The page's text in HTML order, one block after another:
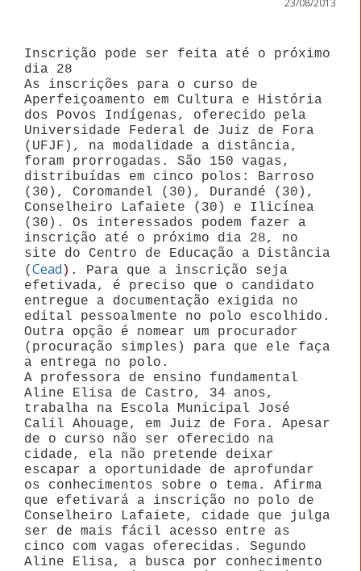
Inscrição pode ser feita até o próximo
dia 28
As inscrições para o curso de
Aperfeiçoamento em Cultura e História
dos Povos Indígenas, oferecido pela
Universidade Federal de Juiz de Fora
(UFJF), na modalidade a distância,
foram prorrogadas. São 150 vagas,
distribuídas em cinco polos: Barroso
(30), Coromandel (30), Durandé (30),
Conselheiro Lafaiete (30) e Ilicínea
(30). Os interessados podem fazer a
inscrição até o próximo dia 28, no
site do Centro de Educação a Distância
( Cead ) . Para que a inscrição seja
efetivada, é preciso que o candidato
entregue a documentação exigida no
edital pessoalmente no polo escolhido.
Outra opção é nomear um procurador
(procuração simples) para que ele faça
a entrega no polo.
A professora de ensino fundamental
Aline Elisa de Castro, 34 anos,
trabalha na Escola Municipal José
Calil Ahouage, em Juiz de Fora. Apesar
de o curso não ser oferecido na
cidade, ela não pretende deixar
escapar a oportunidade de aprofundar
os conhecimentos sobre o tema. Afirma
que efetivará a inscrição no polo de
Conselheiro Lafaiete, cidade que julga
ser de mais fácil acesso entre as
cinco com vagas oferecidas. Segundo
Aline Elisa, a busca por conhecimento